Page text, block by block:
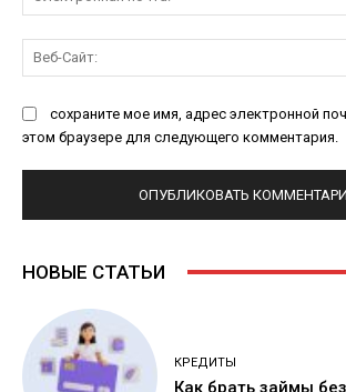
сохраните мое имя, адрес электронной
этом браузере для следующего комментария.
НОВЫЕ СТАТЬИ
КРЕДИТЫ
Как брать займы